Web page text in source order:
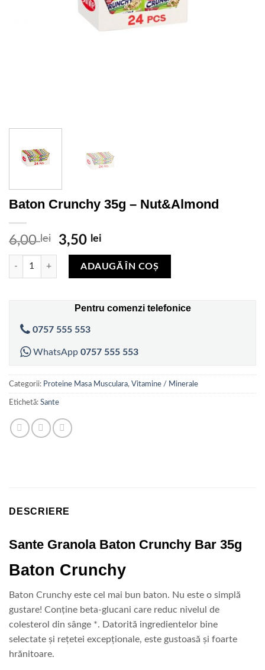
Baton Crunchy 35g – Nut&Almond
6,00lei
Prețul
inițial
fost:
3,50 lei
curent
este:
3,50 lei.
Cantitate Baton Crunchy 35g - Nut&Almond
ADAUGĂ ÎN COȘ
Pentru comenzi telefonice
0757 555 553
WhatsApp 0757 555 553
Categorii: Proteine Masa Musculara, Vitamine / Minerale
Etichetă: Sante
DESCRIERE
Sante Granola Baton Crunchy Bar 35g
Baton Crunchy
Baton Crunchy este cel mai bun baton. Nu este o simplă
gustare! Conține beta-glucani care reduc nivelul de
colesterol din sânge *. Datorită ingredientelor bine
selectate și rețetei excepționale, este gustoasă și foarte
hrănitoare.